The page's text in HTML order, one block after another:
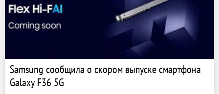
Samsung сообщила о скором выпуске смартфона
Galaxy F36 5G